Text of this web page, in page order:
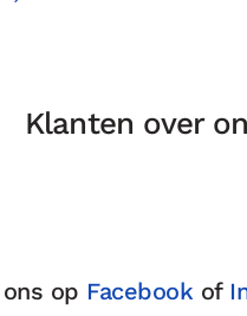
Klanten over
op Facebook of